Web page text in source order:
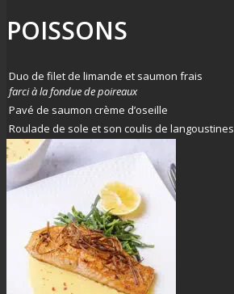
POISSONS
Duo de filet de limande et saumon frais
farci à la fondue de poireaux
Pavé de saumon crème d’oseille
Roulade de sole et son coulis de langoustines